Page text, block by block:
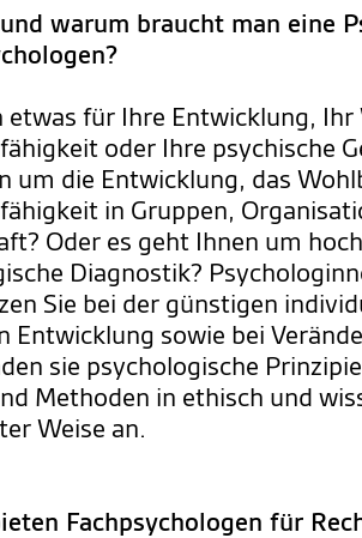
warum braucht man eine
etwas für Ihre Entwicklung,
oder Ihre psychische
um die Entwicklung, das
in Gruppen,
Oder es geht Ihnen um
Diagnostik?
Sie bei der günstigen
Entwicklung sowie bei
sie psychologische
Methoden in ethisch und
Weise an.
Fachpsychologen für